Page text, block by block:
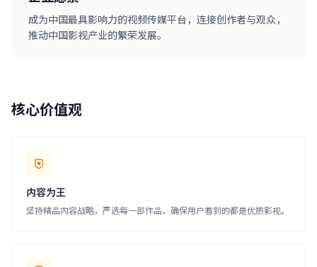
成为中国最具影响力的视频传媒平台，连接创作者与观众，
推动中国影视产业的繁荣发展。
核心价值观
内容为王
坚持精品内容战略，严选每一部作品，确保用户看到的都是优质影视。